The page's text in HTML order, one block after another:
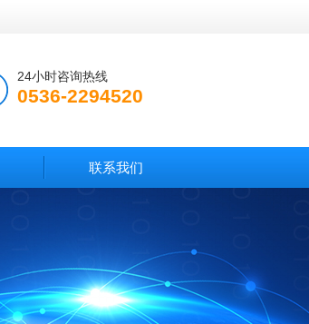
24小时咨询热线
0536-2294520
联系我们